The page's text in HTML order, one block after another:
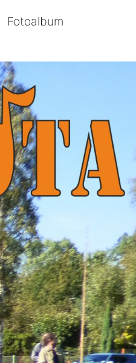
Fotoalbum